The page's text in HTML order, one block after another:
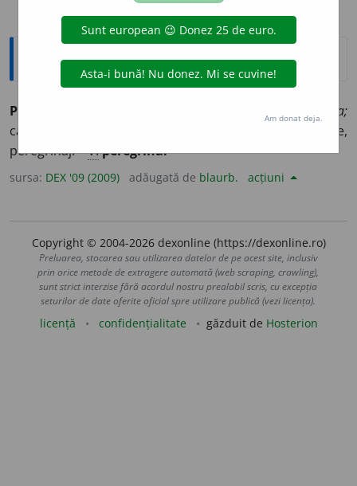
Explicative DEX
PEREGRIN
a peregrina;
călătorie lungă prin locuri îndepărtate; peregrinație,
peregrinaj. –V.peregrina.
sursa: DEX '09 (2009) adăugată de blaurb. acțiuni
Copyright © 2004-2026 dexonline (https://dexonline.ro)
Preluarea, stocarea sau utilizarea datelor de pe acest site, inclusiv
prin orice metode de extragere automată (web scraping, crawling),
sunt strict interzise fără acordul nostru prealabil scris, cu excepția
seturilor de date oferite oficial spre utilizare publică (vezi licența).
licență confidențialitate găzduit de Hosterion
Am donat deja.